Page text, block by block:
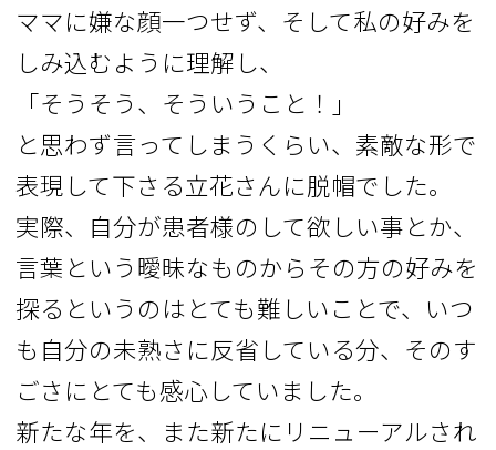
ママに嫌な顔一つせず、そして私の好みを
しみ込むように理解し、
「そうそう、そういうこと！」
と思わず言ってしまうくらい、素敵な形で
表現して下さる立花さんに脱帽でした。
実際、自分が患者様のして欲しい事とか、
言葉という曖昧なものからその方の好みを
探るというのはとても難しいことで、いつ
も自分の未熟さに反省している分、そのす
ごさにとても感心していました。
新たな年を、また新たにリニューアルされ